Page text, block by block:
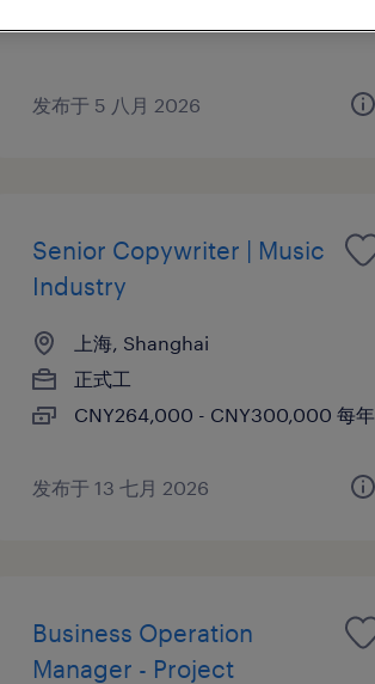
发布于 5 八月 2026
Senior Copywriter | Music
Industry
上海, Shanghai
正式工
CNY264,000 - CNY300,000 每年
发布于 13 七月 2026
Business Operation
Manager - Project